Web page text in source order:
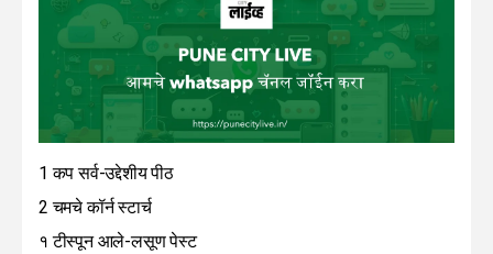
1 कप सर्व-उद्देशीय पीठ
2 चमचे कॉर्न स्टार्च
१ टीस्पून आले-लसूण पेस्ट